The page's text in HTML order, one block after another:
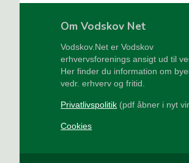
Om Vodskov Net
Vodskov.Net er Vodskov
erhvervsforenings ansigt ud til
Her finder du information om
vedr. erhverv og fritid.
Privatlivspolitik (pdf åbner i nyt
Cookies